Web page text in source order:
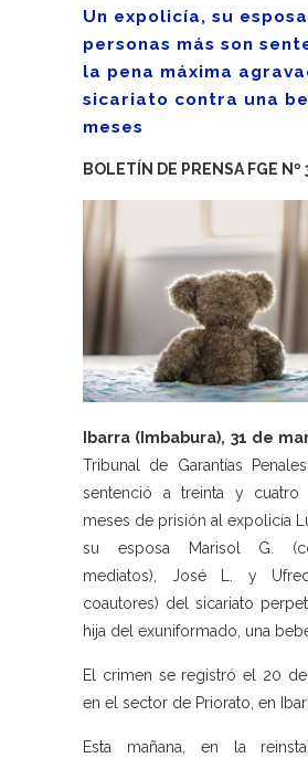
Un expolicía, su
personas más son
la pena máxima
sicariato contra una
meses
BOLETÍN DE PRENSA FGE
Ibarra (Imbabura), 31 de
Tribunal de Garantías
sentenció a treinta y
meses de prisión al expolicía
su esposa Marisol G.
mediatos), José L. y
coautores) del sicariato
hija del exuniformado, una
El crimen se registró el 20
en el sector de Priorato, en
Esta mañana, en la